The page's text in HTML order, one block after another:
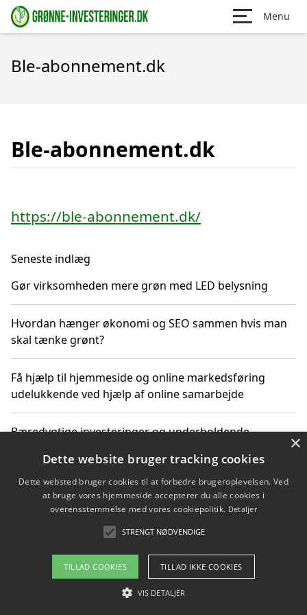
Menu
Ble-abonnement.dk
Ble-abonnement.dk
https://ble-abonnement.dk/
Seneste indlæg
Gør virksomheden mere grøn med LED belysning
Hvordan hænger økonomi og SEO sammen hvis man
skal tænke grønt?
Få hjælp til hjemmeside og online markedsføring
udelukkende ved hjælp af online samarbejde
Bæredygtige investeringer og underholdende
Sådan kan online møder for virksomheder fremme
grønne investeringer
Copyright 2026 - Pilanto Aps
Om / kontakt
×
Dette website bruger tracking cookies
Dette websted bruger cookies til at forbedre brugeroplevelsen. Ved
at bruge vores hjemmeside accepterer du alle cookies i
overensstemmelse med vores cookiepolitik. Detaljer
STRENGT NØDVENDIGE
TILLAD COOKIES TILLAD IKKE COOKIES
VIS DETALJER